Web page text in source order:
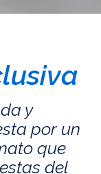
y
por un
que
del